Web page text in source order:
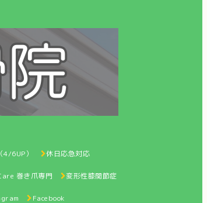
4/6UP） 休日応急対応
巻き爪専門 変形性膝関節症
Facebook